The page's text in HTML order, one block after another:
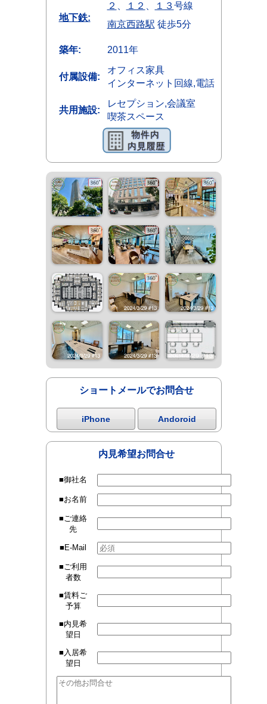
地下鉄:
２ １２ １３号線
南京西路駅 徒歩5分
築年: 2011年
付属設備:
オフィス家具
インターネット回線,電話
共用施設:
レセプション,会議室
喫茶スペース
ショートメールでお問合せ
iPhone Andoroid
内見希望お問合せ
■御社名
■お名前
■ご連絡
先
■E-Mail
■ご利用
者数
■賃料ご
予算
■内見希
望日
■入居希
望日